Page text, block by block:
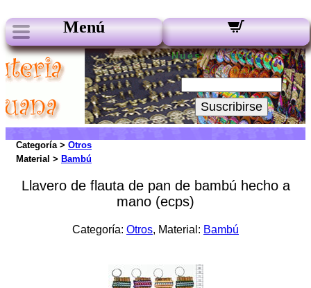
Menú
Nuestros boletines:
Su Email:
Suscribirse
Categoría > Otros
Material > Bambú
Llavero de flauta de pan de bambú hecho a
mano (ecps)
Categoría: Otros, Material: Bambú